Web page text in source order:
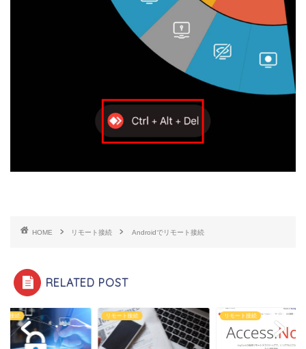
HOME リモート接続 Androidでリモート接続
RELATED POST
ト接続 リモート接続 リモート接続